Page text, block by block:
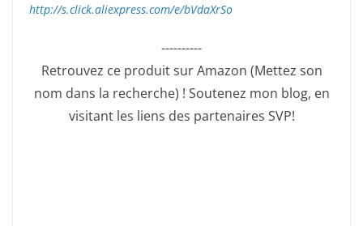
http://s.click.aliexpress.com/e/bVdaXrSo
----------
Retrouvez ce produit sur Amazon (Mettez son
nom dans la recherche) ! Soutenez mon blog, en
visitant les liens des partenaires SVP!